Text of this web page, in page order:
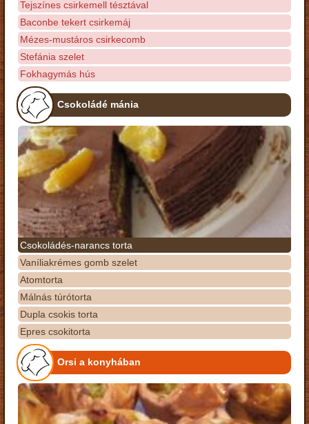
Tejszínes csirkemell tésztával
Baconbe tekert csirkemáj
Mézes-mustáros csirkecomb
Stefánia szelet
Fokhagymás hús
Csokoládé mánia
Csokoládés-narancs torta
Vaníliakrémes gomb szelet
Atomtorta
Málnás túrótorta
Dupla csokis torta
Epres csokitorta
Orsi a konyhában